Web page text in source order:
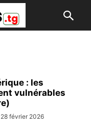
: les
vulnérables
28 février 2026